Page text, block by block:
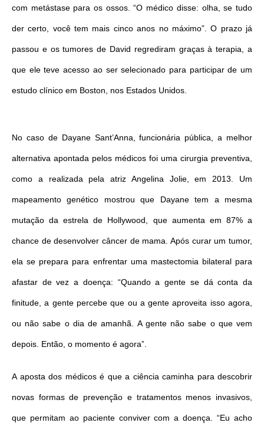
com metástase para os ossos. “O médico disse: olha, se tudo
der certo, você tem mais cinco anos no máximo”. O prazo já
passou e os tumores de David regrediram graças à terapia, a
que ele teve acesso ao ser selecionado para participar de um
estudo clínico em Boston, nos Estados Unidos.
No caso de Dayane Sant’Anna, funcionária pública, a melhor
alternativa apontada pelos médicos foi uma cirurgia preventiva,
como a realizada pela atriz Angelina Jolie, em 2013. Um
mapeamento genético mostrou que Dayane tem a mesma
mutação da estrela de Hollywood, que aumenta em 87% a
chance de desenvolver câncer de mama. Após curar um tumor,
ela se prepara para enfrentar uma mastectomia bilateral para
afastar de vez a doença: “Quando a gente se dá conta da
finitude, a gente percebe que ou a gente aproveita isso agora,
ou não sabe o dia de amanhã. A gente não sabe o que vem
depois. Então, o momento é agora”.
A aposta dos médicos é que a ciência caminha para descobrir
novas formas de prevenção e tratamentos menos invasivos,
que permitam ao paciente conviver com a doença. “Eu acho